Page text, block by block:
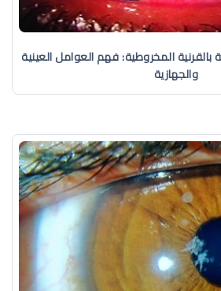
المخروطية: فهم العوامل العينية
والجهازية